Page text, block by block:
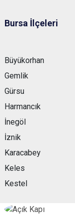
Bursa İlçeleri
Büyükorhan
Gemlik
Gürsu
Harmancık
İnegöl
İznik
Karacabey
Keles
Kestel